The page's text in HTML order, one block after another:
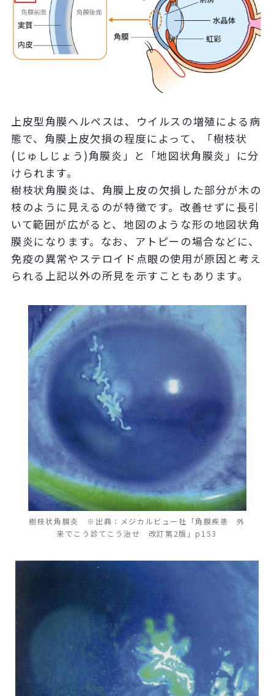
上皮型角膜ヘルペスは、ウイルスの増殖による病
態で、角膜上皮欠損の程度によって、「樹枝状
(じゅしじょう)角膜炎」と「地図状角膜炎」に分
けられます。
樹枝状角膜炎は、角膜上皮の欠損した部分が木の
枝のように見えるのが特徴です。改善せずに長引
いて範囲が広がると、地図のような形の地図状角
膜炎になります。なお、アトピーの場合などに、
免疫の異常やステロイド点眼の使用が原因と考え
られる上記以外の所見を示すこともあります。
樹枝状角膜炎 ※出典：メジカルビュー社「角膜疾患 外
来でこう診てこう治せ 改訂第2版」p153